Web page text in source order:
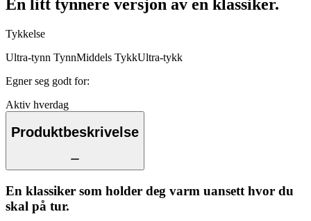
En litt tynnere versjon av en klassiker.
Tykkelse
Ultra-tynn TynnMiddels TykkUltra-tykk
Egner seg godt for:
Aktiv hverdag
Produktbeskrivelse
En klassiker som holder deg varm uansett hvor du
skal på tur.